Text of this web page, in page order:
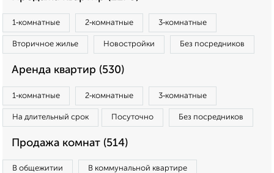
1‑комнатные 2‑комнатные 3‑комнатные
Вторичное жилье Новостройки Без посредников
Аренда квартир (530)
1‑комнатные 2‑комнатные 3‑комнатные
На длительный срок Посуточно Без посредников
Продажа комнат (514)
В общежитии В коммунальной квартире